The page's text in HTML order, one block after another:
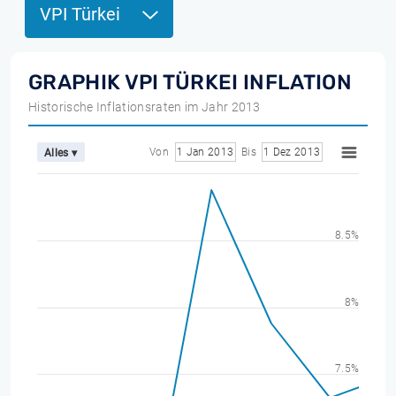
VPI Türkei
GRAPHIK VPI TÜRKEI INFLATION
Historische Inflationsraten im Jahr 2013
Alles ▾ Von 1 Jan 2013 Bis 1 Dez 2013
7.5%
8%
8.5%